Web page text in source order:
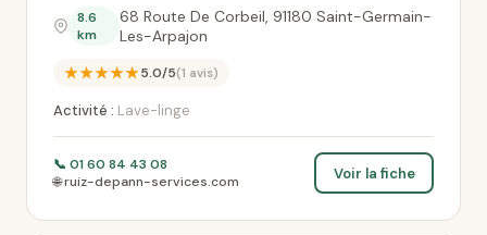
8.6
km
68 Route De Corbeil, 91180 Saint-Germain-
Les-Arpajon
★★★★★5.0/5(1 avis)
Activité : Lave-linge
📞 01 60 84 43 08
🌐 ruiz-depann-services.com
Voir la fiche